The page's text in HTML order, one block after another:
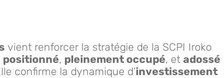
vient renforcer la stratégie de la SCPI Iroko
positionné, pleinement occupé, et adossé
confirme la dynamique d’investissement